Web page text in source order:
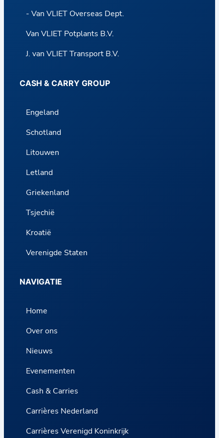
- Van VLIET Overseas Dept.
Van VLIET Potplants B.V.
J. van VLIET Transport B.V.
CASH & CARRY GROUP
Engeland
Schotland
Litouwen
Letland
Griekenland
Tsjechië
Kroatië
Verenigde Staten
NAVIGATIE
Home
Over ons
Nieuws
Evenementen
Cash & Carries
Carrières Nederland
Carrières Verenigd Koninkrijk